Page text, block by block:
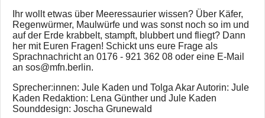
Ihr wollt etwas über Meeressaurier wissen? Über Käfer,
Regenwürmer, Maulwürfe und was sonst noch so im und
auf der Erde krabbelt, stampft, blubbert und fliegt? Dann
her mit Euren Fragen! Schickt uns eure Frage als
Sprachnachricht an 0176 - 921 362 08 oder eine E-Mail
an sos@mfn.berlin.
Sprecher:innen: Jule Kaden und Tolga Akar Autorin: Jule
Kaden Redaktion: Lena Günther und Jule Kaden
Sounddesign: Joscha Grunewald